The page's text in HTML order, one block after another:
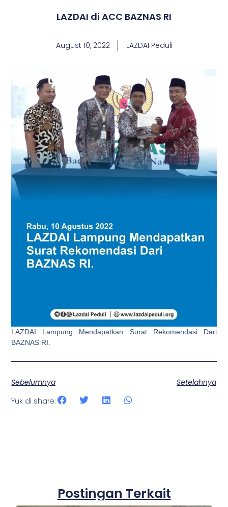
LAZDAI di ACC BAZNAS RI
August 10, 2022 LAZDAI Peduli
LAZDAI Lampung Mendapatkan Surat Rekomendasi Dari
BAZNAS RI.
Sebelumnya
Setelahnya
Yuk di share:
Postingan Terkait